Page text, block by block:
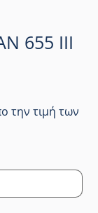
655 III
την τιμή των